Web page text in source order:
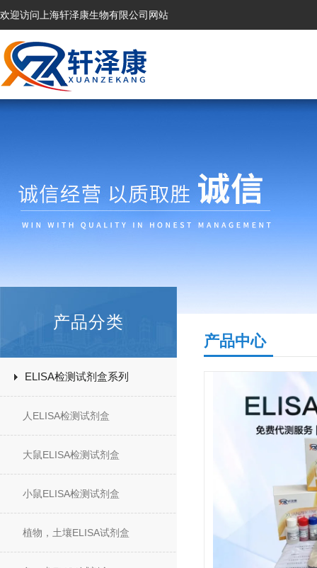
欢迎访问上海轩泽康生物有限公司网站
产品分类
ELISA检测试剂盒系列
人ELISA检测试剂盒
大鼠ELISA检测试剂盒
小鼠ELISA检测试剂盒
植物，土壤ELISA试剂盒
产品中心